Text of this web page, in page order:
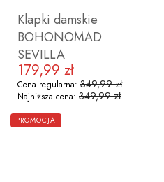
Klapki damskie
BOHONOMAD
SEVILLA
Cena promocyjna
179,99 zł
Cena regularna: 349,99 zł
Najniższa cena: 349,99 zł
ZOBACZ PRODUKT
PROMOCJA